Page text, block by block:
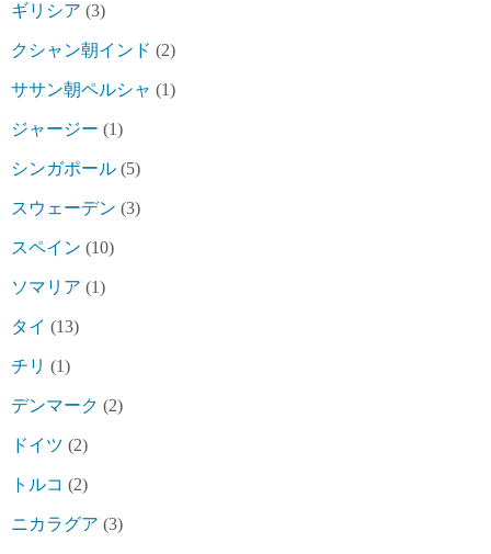
ギリシア (3)
クシャン朝インド (2)
ササン朝ペルシャ (1)
ジャージー (1)
シンガポール (5)
スウェーデン (3)
スペイン (10)
ソマリア (1)
タイ (13)
チリ (1)
デンマーク (2)
ドイツ (2)
トルコ (2)
ニカラグア (3)